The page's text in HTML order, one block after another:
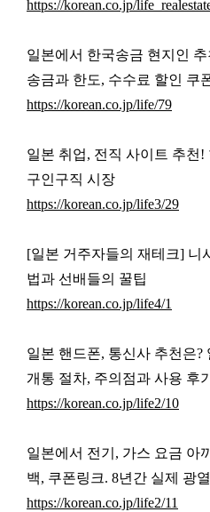
https://korean.co.jp/
일본에서 한국송금 현지인
송금과 한도, 수수료 할인 쿠
https://korean.co.jp/life/79
일본 취업, 전직 사이트 추천
구인구직 시장
https://korean.co.jp/life3/29
[일본 거주자들의 재테크] 니
법과 선배들의 꿀팁
https://korean.co.jp/life4/1
일본 핸드폰, 통신사 추천은
개통 절차, 주의점과 사용 후기
https://korean.co.jp/life2/10
일본에서 전기, 가스 요금 아
백, 쿠폰링크. 8년간 실제 광열
https://korean.co.jp/life2/11